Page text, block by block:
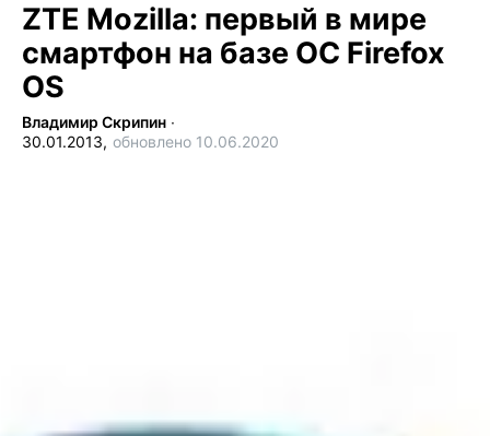
ZTE Mozilla: первый в мире
смартфон на базе ОС Firefox
OS
Владимир Скрипин ∙
30.01.2013, обновлено 10.06.2020